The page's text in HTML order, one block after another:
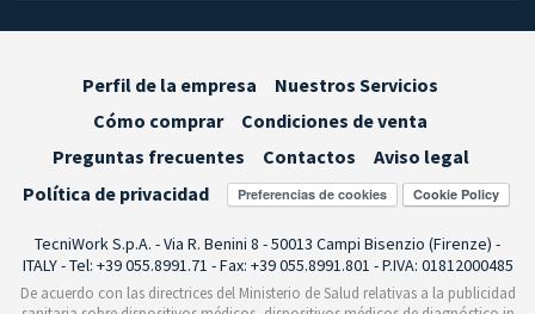
Perfil de la empresa
Nuestros Servicios
Cómo comprar
Condiciones de venta
Preguntas frecuentes
Contactos
Aviso legal
Política de privacidad
Preferencias de cookies
TecniWork S.p.A. - Via R. Benini 8 - 50013 Campi Bisenzio (Firenze) -
ITALY - Tel: +39 055.8991.71 - Fax: +39 055.8991.801 - P.IVA: 01812000485
De acuerdo con las directrices del Ministerio de Salud relativas a la publicidad